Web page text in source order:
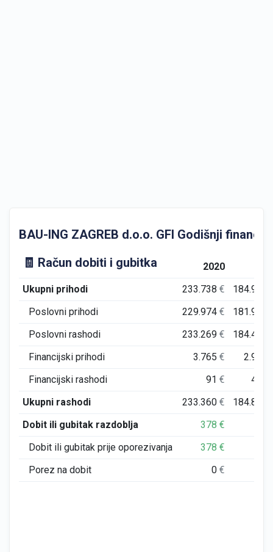
BAU-ING ZAGREB d.o.o. GFI Godišnji
🧾 Račun dobiti i gubitka
2020
Ukupni prihodi
233.738€ 184.904
Poslovni prihodi
229.974€ 181.910
Poslovni rashodi
233.269€ 184.437
Financijski prihodi
3.765€ 2.994
Financijski rashodi
91€ 451
Ukupni rashodi
233.360€ 184.888
Dobit ili gubitak razdoblja
378€
Dobit ili gubitak prije oporezivanja
378€
Porez na dobit
0€